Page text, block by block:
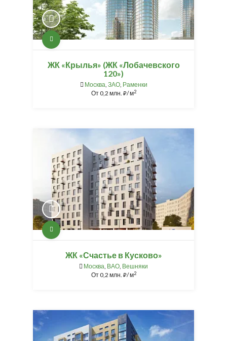
ЖК «Крылья» (ЖК «Лобачевского
120»)
Москва, ЗАО, Раменки
От0,2 млн. ⃏/ м2
ЖК «Счастье в Кусково»
Москва, ВАО, Вешняки
От0,2 млн. ⃏/ м2